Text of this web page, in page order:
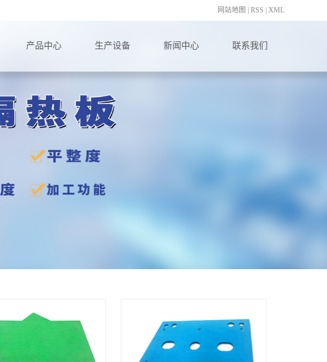
网站地图 RSS XML
产品中心 生产设备 新闻中心 联系我们